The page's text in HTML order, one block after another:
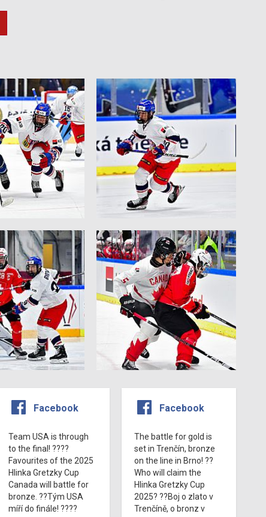
Facebook
Team USA is through
to the final! ????
Favourites of the 2025
Hlinka Gretzky Cup
Canada will battle for
bronze. ??Tým USA
míří do finále! ????
Facebook
The battle for gold is
set in Trenčín, bronze
on the line in Brno! ??
Who will claim the
Hlinka Gretzky Cup
2025? ??Boj o zlato v
Trenčíně, o bronz v